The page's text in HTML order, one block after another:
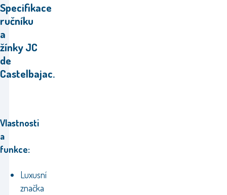
Specifikace
ručníku
a
žínky JC
de
Castelbajac.
Vlastnosti
a
funkce:
Luxusní
značka